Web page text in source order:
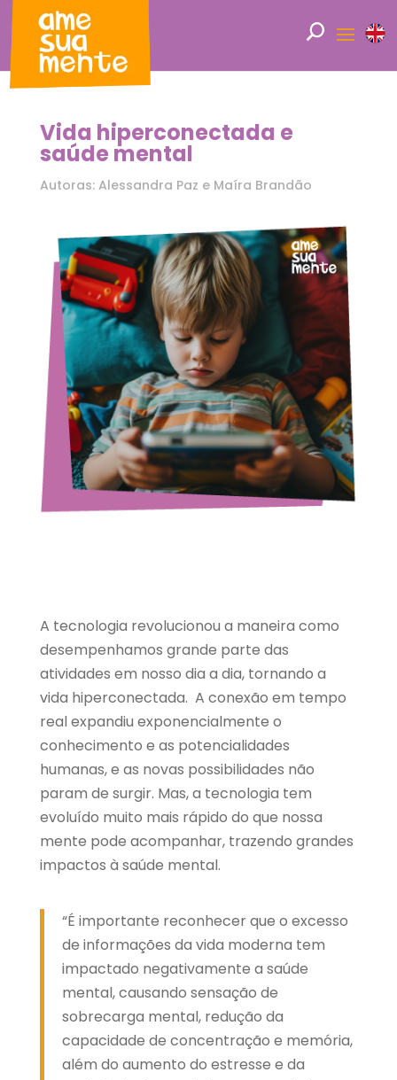
Vida hiperconectada e
saúde mental
Autoras: Alessandra Paz e Maíra Brandão
A tecnologia revolucionou a maneira como
desempenhamos grande parte das
atividades em nosso dia a dia, tornando a
vida hiperconectada. A conexão em tempo
real expandiu exponencialmente o
conhecimento e as potencialidades
humanas, e as novas possibilidades não
param de surgir. Mas, a tecnologia tem
evoluído muito mais rápido do que nossa
mente pode acompanhar, trazendo grandes
impactos à saúde mental.
“É importante reconhecer que o excesso
de informações da vida moderna tem
impactado negativamente a saúde
mental, causando sensação de
sobrecarga mental, redução da
capacidade de concentração e memória,
além do aumento do estresse e da